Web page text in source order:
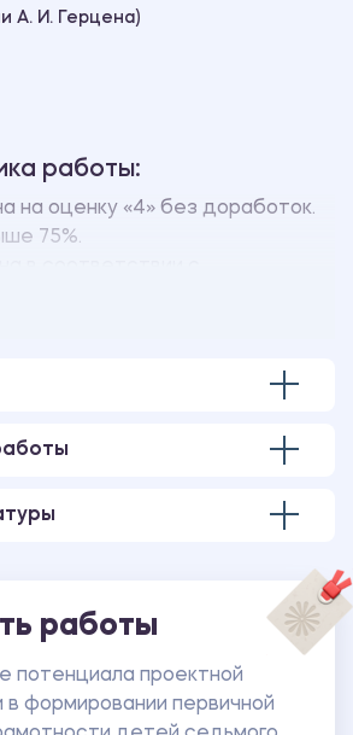
А. И. Герцена)
работы:
на оценку «4» без доработок.
75%.
учебного заведения.
работы
потенциала проектной
в формировании первичной